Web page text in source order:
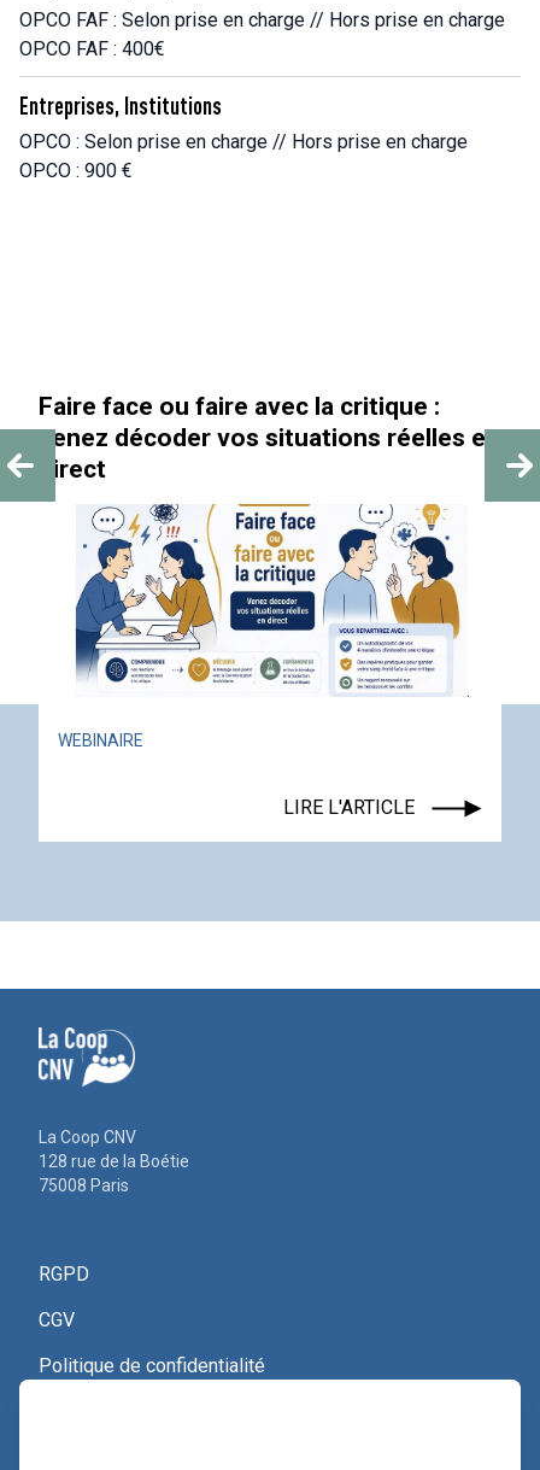
OPCO FAF : Selon prise en charge // Hors prise en charge
OPCO FAF : 400€
Entreprises, Institutions
OPCO : Selon prise en charge // Hors prise en charge
OPCO : 900 €
« Au-delà des paillettes »
ACTUALITÉ ÉVÉNEMENT
La Coop CNV
128 rue de la Boétie
75008 Paris
RGPD
CGV
Politique de confidentialité